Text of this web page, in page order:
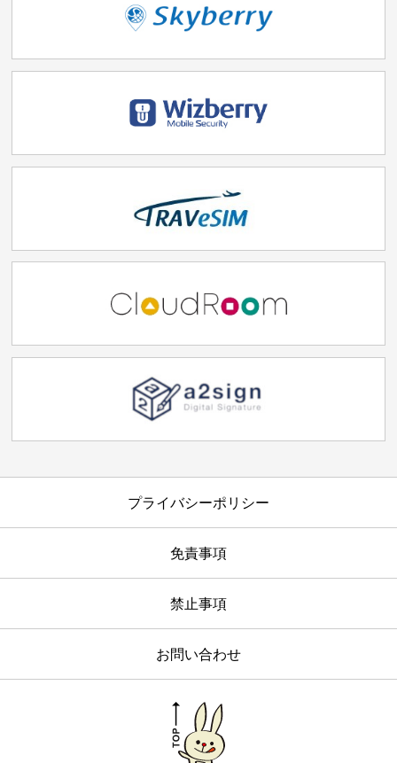
プライバシーポリシー
免責事項
禁止事項
お問い合わせ